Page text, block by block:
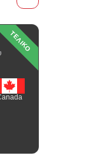
ΤΕΛΙΚΟ